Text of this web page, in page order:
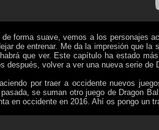
forma suave, vemos a los personajes
de entrenar. Me da la impresión que
que ver. Este capítulo ha estado
después, volver a ver una nueva serie de
por traer a occidente nuevos
se suman otro juego de Dragon
en occidente en 2016. Ahí os pongo un